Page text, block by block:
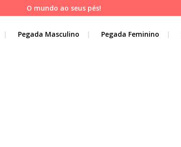
O mundo ao seus pés!
Pegada Masculino Pegada Feminino